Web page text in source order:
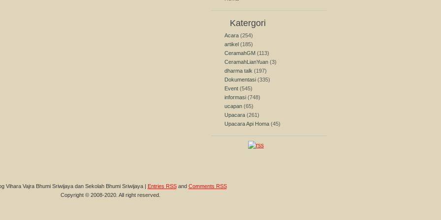
Katergori
Acara (254)
artikel (185)
CeramahGM (113)
CeramahLianYuan (3)
dharma talk (197)
Dokumentasi (335)
Event (545)
informasi (748)
ucapan (65)
Upacara (261)
Upacara Api Homa (45)
Vihara Vajra Bhumi Sriwijaya dan Sekolah Bhumi Sriwijaya | Entries RSSand Comments RSS
Copyright © 2008-2020. All right reserved.